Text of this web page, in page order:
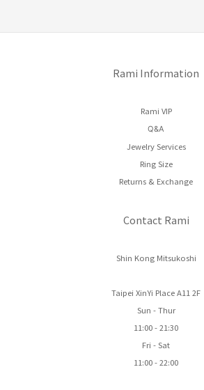
Rami Information
Rami VIP
Q&A
Jewelry Services
Ring Size
Returns & Exchange
Contact Rami
Shin Kong Mitsukoshi
Taipei XinYi Place A11 2F
Sun - Thur
11:00 - 21:30
Fri - Sat
11:00 - 22:00